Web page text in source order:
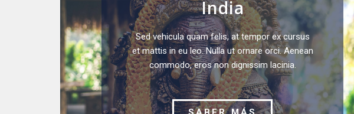
India
Sed vehicula quam felis, at tempor ex cursus
et mattis in eu leo. Nulla ut ornare orci. Aenean
commodo, eros non dignissim lacinia.